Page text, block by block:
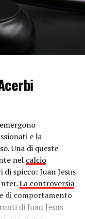
della saga non
fatto partire via
restituire il ruolo
è tornata sui suoi
per la serie
parte a grandi
“007: Quantum of
Di recente
del Cinema di
e la
Una di queste
nel calcio
spicco: Juan Jesus
La controversia
di comportamento
di Juan Jesus